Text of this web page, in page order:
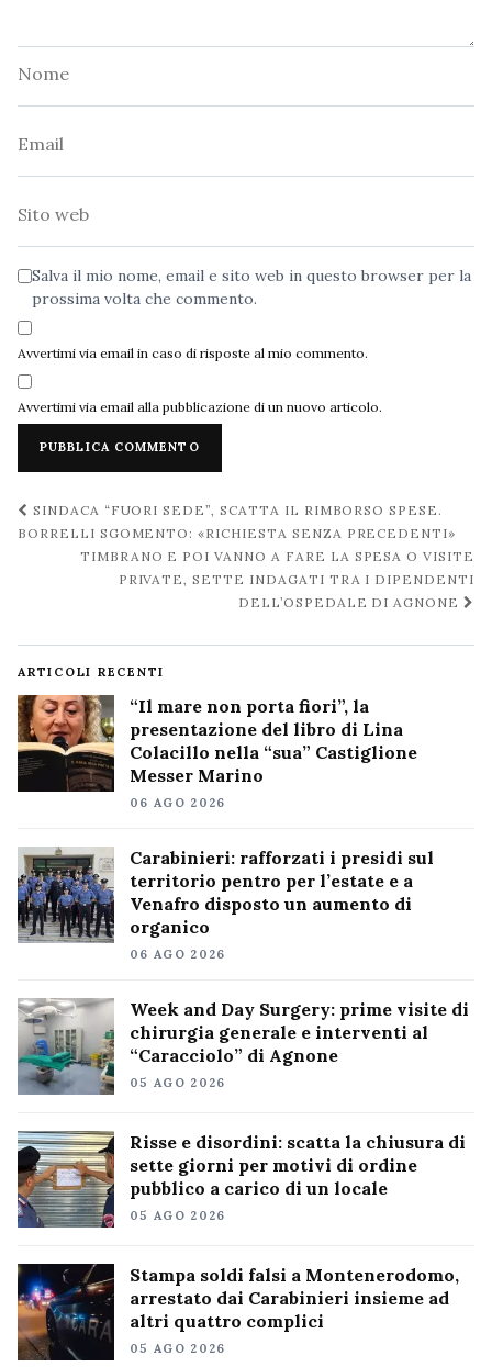
Salva il mio nome, email e sito web in questo browser per la
prossima volta che commento.
Avvertimi via email in caso di risposte al mio commento.
Avvertimi via email alla pubblicazione di un nuovo articolo.
Navigazione
post
SINDACA “FUORI SEDE”, SCATTA IL RIMBORSO SPESE.
BORRELLI SGOMENTO: «RICHIESTA SENZA PRECEDENTI»
TIMBRANO E POI VANNO A FARE LA SPESA O VISITE
PRIVATE, SETTE INDAGATI TRA I DIPENDENTI
DELL’OSPEDALE DI AGNONE
ARTICOLI RECENTI
“Il mare non porta fiori”, la
presentazione del libro di Lina
Colacillo nella “sua” Castiglione
Messer Marino
06 AGO 2026
Carabinieri: rafforzati i presidi sul
territorio pentro per l’estate e a
Venafro disposto un aumento di
organico
06 AGO 2026
Week and Day Surgery: prime visite di
chirurgia generale e interventi al
“Caracciolo” di Agnone
05 AGO 2026
Risse e disordini: scatta la chiusura di
sette giorni per motivi di ordine
pubblico a carico di un locale
05 AGO 2026
Stampa soldi falsi a Montenerodomo,
arrestato dai Carabinieri insieme ad
altri quattro complici
05 AGO 2026